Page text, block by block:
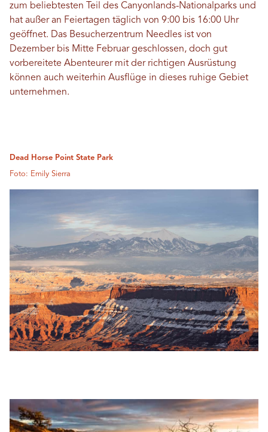
zum beliebtesten Teil des Canyonlands-Nationalparks und
hat außer an Feiertagen täglich von 9:00 bis 16:00 Uhr
geöffnet. Das Besucherzentrum Needles ist von
Dezember bis Mitte Februar geschlossen, doch gut
vorbereitete Abenteurer mit der richtigen Ausrüstung
können auch weiterhin Ausflüge in dieses ruhige Gebiet
unternehmen.
Dead Horse Point State Park
Foto: Emily Sierra